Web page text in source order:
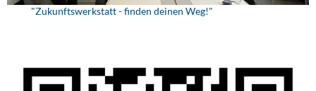
"Zukunftswerkstatt - finden deinen Weg!"